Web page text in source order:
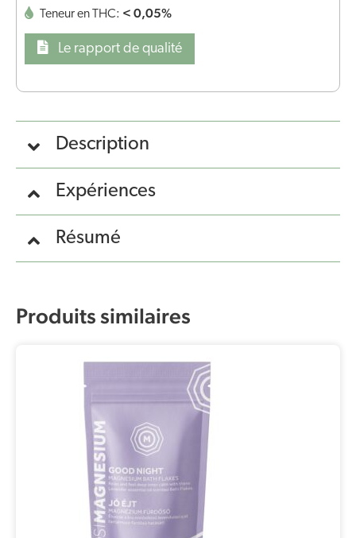
Teneur en THC: < 0,05%
Le rapport de qualité
Description
Expériences
Résumé
Produits similaires